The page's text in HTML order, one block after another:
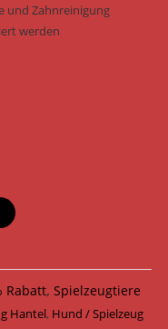
und Zahnreinigung
werden
Rabatt, Spielzeugtiere
Hantel, Hund / Spielzeug